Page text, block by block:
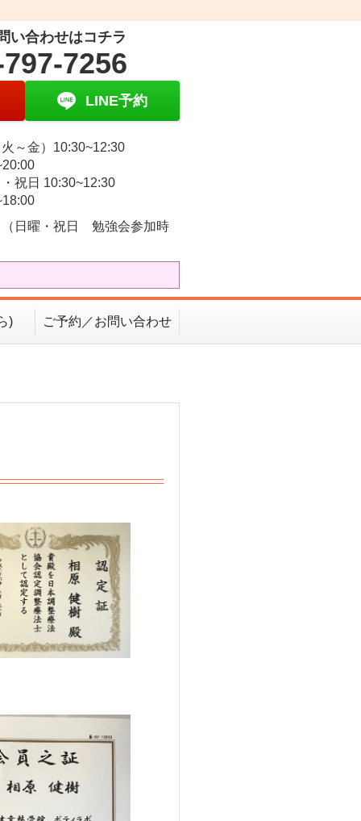
い合わせはコチラ
7256
LINE予約
～金）10:30~12:30
祝日 10:30~12:30
日曜・祝日 勉強会参加時
) ご予約／お問い合わせ